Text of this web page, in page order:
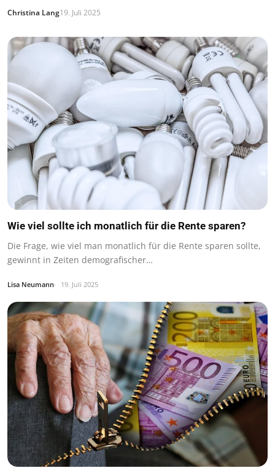
Christina Lang19. Juli 2025
Wie viel sollte ich monatlich für die Rente sparen?
Die Frage, wie viel man monatlich für die Rente sparen sollte,
gewinnt in Zeiten demografischer…
Lisa Neumann 19. Juli 2025